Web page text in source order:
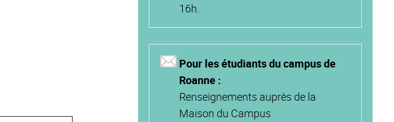
16h.
Pour les étudiants du campus de
Roanne :
Renseignements auprès de la
Maison du Campus